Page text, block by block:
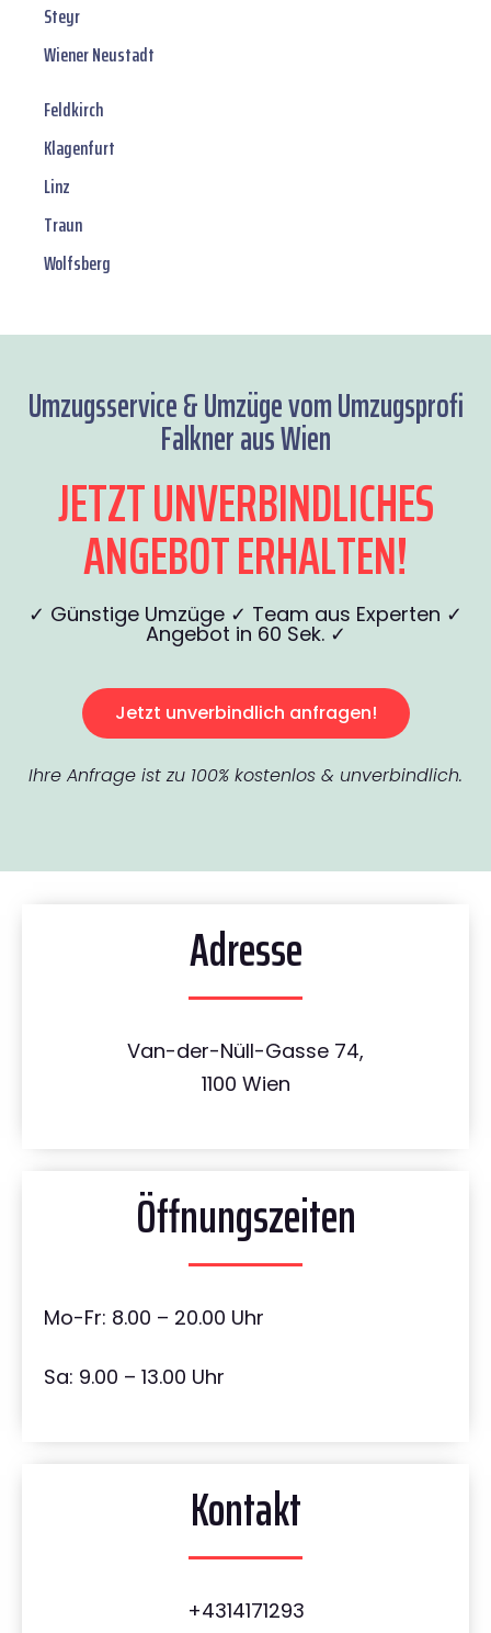
Steyr
Wiener Neustadt
Feldkirch
Klagenfurt
Linz
Traun
Wolfsberg
Umzugsservice & Umzüge vom Umzugsprofi
Falkner aus Wien
JETZT UNVERBINDLICHES
ANGEBOT ERHALTEN!
✓ Günstige Umzüge ✓ Team aus Experten ✓
Angebot in 60 Sek. ✓
Jetzt unverbindlich anfragen!
Ihre Anfrage ist zu 100% kostenlos & unverbindlich.
Adresse
Van-der-Nüll-Gasse 74,
1100 Wien
Öffnungszeiten
Mo-Fr: 8.00 – 20.00 Uhr
Sa: 9.00 – 13.00 Uhr
Kontakt
+4314171293